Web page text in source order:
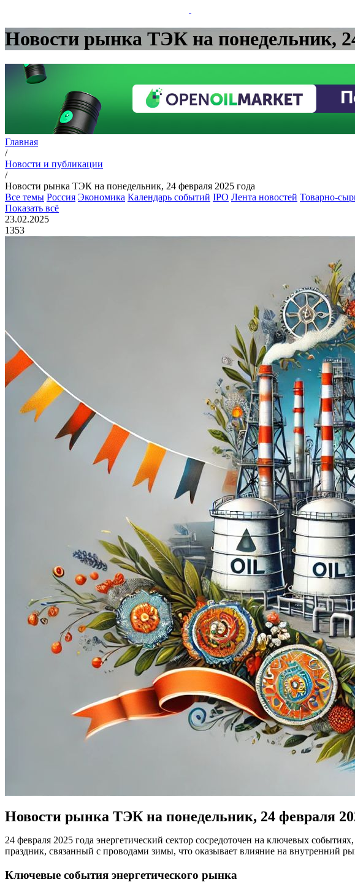
Новости рынка ТЭК на понедельник,
Главная
/
Новости и публикации
/
Новости рынка ТЭК на понедельник, 24 февраля 2025 года
Все темы Россия Экономика Календарь событий IPO Лента новостей Товарно-
Показать всё
23.02.2025
1353
Новости рынка ТЭК на понедельник, 24 февраля
24 февраля 2025 года энергетический сектор сосредоточен на ключевых
праздник, связанный с проводами зимы, что оказывает влияние на внутренний
Ключевые события энергетического рынка